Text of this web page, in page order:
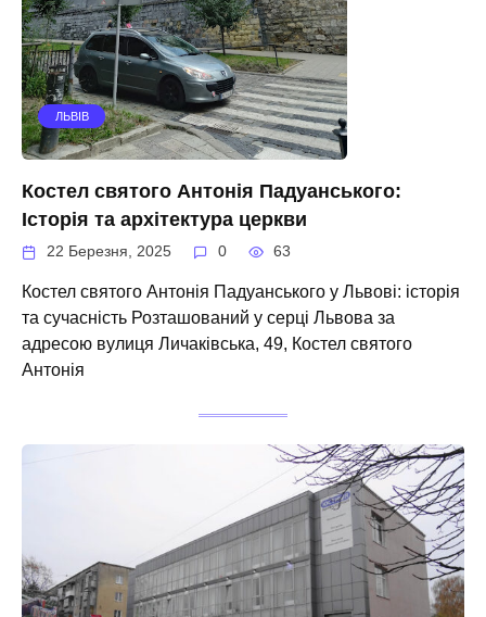
ЛЬВІВ
Костел святого Антонія Падуанського:
Історія та архітектура церкви
22 Березня, 2025 0 63
Костел святого Антонія Падуанського у Львові: історія
та сучасність Розташований у серці Львова за
адресою вулиця Личаківська, 49, Костел святого
Антонія